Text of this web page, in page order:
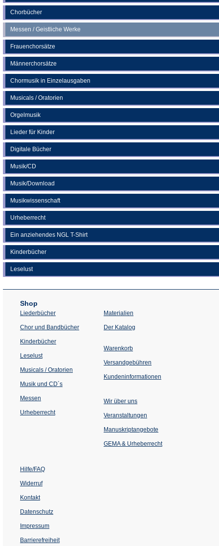
Chorbücher
Messen / Geistliche Werke
Frauenchorsätze
Männerchorsätze
Chormusik in Einzelausgaben
Musicals / Oratorien
Orgelmusik
Lieder für Kinder
Digitale Bücher
Musik/CD
Musik/Download
Musikwissenschaft
Urheberrecht
Ein anziehendes NGL T-Shirt
Kinderbücher
Leselust
Shop
Liederbücher
Chor und Bandbücher
Kinderbücher
Leselust
Musicals / Oratorien
Musik und CD´s
Messen
Urheberrecht
Materialien
Der Katalog
Warenkorb
Versandgebühren
Kundeninformationen
Wir über uns
Veranstaltungen
einem
Tab)
Manuskriptangebote
GEMA & Urheberrecht
Hilfe/FAQ
Widerruf
Kontakt
Datenschutz
Impressum
Barrierefreiheit